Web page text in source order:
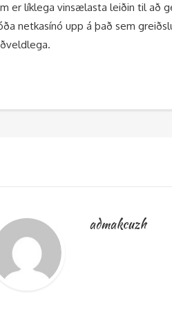
er líklega vinsælasta leiðin til að
netkasínó upp á það sem
admakcuzh